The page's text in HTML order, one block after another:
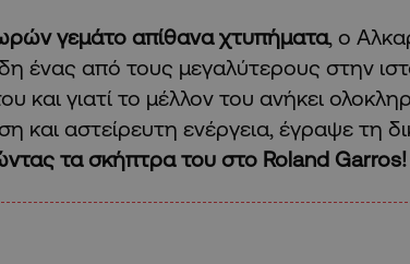
γεμάτο απίθανα χτυπήματα, ο
ένας από τους μεγαλύτερους στην
και γιατί το μέλλον του ανήκει
και αστείρευτη ενέργεια, έγραψε τη
τα σκήπτρα του στο Roland Garros!